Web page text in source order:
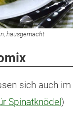
hausgemacht
sich auch im
Spinatknödel)